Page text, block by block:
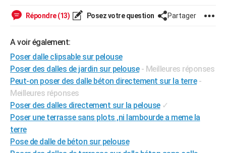
COPAINS D'AVANT
FORUM
Bricolage
Lifestyle
Culture
Sport
Auto
Television
Voyage
Cinema
Répondre (13) Posez votre question Partager
A voir également:
Poser dalle clipsable sur pelouse
Poser des dalles de jardin sur pelouse - Meilleures réponses
Peut-on poser des dalle béton directement sur la terre -
Meilleures réponses
Poser des dalles directement sur la pelouse ✓
Poser une terrasse sans plots ,ni lambourde a meme la
terre
Pose de dalle de béton sur pelouse